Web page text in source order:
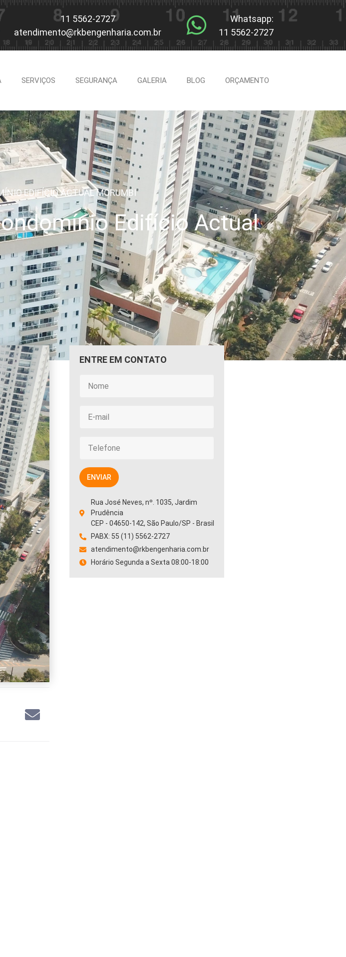
11 5562-2727
atendimento@rkbengenharia.com.br
Whatsapp:
11 5562-2727
SERVIÇOS SEGURANÇA GALERIA BLOG ORÇAMENTO
EDIFÍCIO ACTUAL MORUMBI
Edifício Actual
ENTRE EM CONTATO
ENVIAR
Rua José Neves, nº. 1035, Jardim
Prudência
CEP - 04650-142, São Paulo/SP - Brasil
PABX: 55 (11) 5562-2727
atendimento@rkbengenharia.com.br
Horário Segunda a Sexta 08:00-18:00